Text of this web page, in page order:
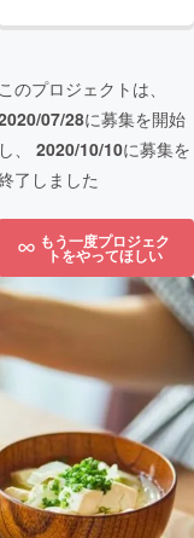
このプロジェクトは、
07/28に募集を開始
し、 2020/10/10に募集を
了しました
もう一度プロジェク
トをやってほしい